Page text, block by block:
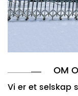
Startet i Kina,
Marketing the
OM
Vi er et selskap